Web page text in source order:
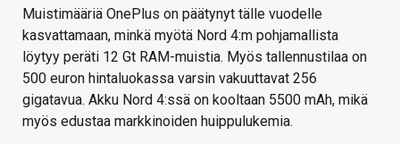
Muistimääriä OnePlus on päätynyt tälle vuodelle
kasvattamaan, minkä myötä Nord 4:m pohjamallista
löytyy peräti 12 Gt RAM-muistia. Myös tallennustilaa on
500 euron hintaluokassa varsin vakuuttavat 256
gigatavua. Akku Nord 4:ssä on kooltaan 5500 mAh, mikä
myös edustaa markkinoiden huippulukemia.